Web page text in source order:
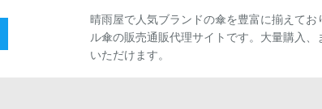
晴雨屋で人気ブランドの傘を豊富に揃えて
ル傘の販売通販代理サイトです。大量購入
いただけます。